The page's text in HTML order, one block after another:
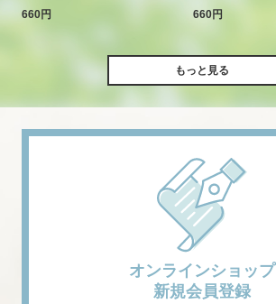
660円
660円
もっと見る
オンラインショップ
新規会員登録